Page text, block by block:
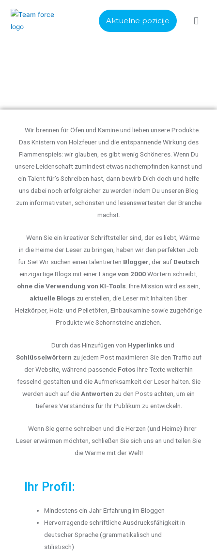
Aktuelne pozicije
Wir brennen für Öfen und Kamine und lieben unsere Produkte.
Das Knistern von Holzfeuer und die entspannende Wirkung des
Flammenspiels: wir glauben, es gibt wenig Schöneres. Wenn Du
unsere Leidenschaft zumindest etwas nachempfinden kannst und
ein Talent für’s Schreiben hast, dann bewirb Dich doch und helfe
uns dabei noch erfolgreicher zu werden indem Du unseren Blog
zum informativsten, schönsten und lesenswertesten der Branche
machst.
Wenn Sie ein kreativer Schriftsteller sind, der es liebt, Wärme
in die Heime der Leser zu bringen, haben wir den perfekten Job
für Sie! Wir suchen einen talentierten Blogger , der auf Deutsch
einzigartige Blogs mit einer Längevon 2000Wörtern schreibt,
ohne die Verwendung von KI-Tools . Ihre Mission wird es sein,
aktuelle Blogs zu erstellen, die Leser mit Inhalten über
Heizkörper, Holz- und Pelletöfen, Einbaukamine sowie zugehörige
Produkte wie Schornsteine anziehen.
Durch das Hinzufügen von Hyperlinks und
Schlüsselwörtern zu jedem Post maximieren Sie den Traffic auf
der Website, während passende Fotos Ihre Texte weiterhin
fesselnd gestalten und die Aufmerksamkeit der Leser halten. Sie
werden auch auf die Antworten zu den Posts achten, um ein
tieferes Verständnis für Ihr Publikum zu entwickeln.
Wenn Sie gerne schreiben und die Herzen (und Heime) Ihrer
Leser erwärmen möchten, schließen Sie sich uns an und teilen Sie
die Wärme mit der Welt!
Ihr Profil:
Mindestens ein Jahr Erfahrung im Bloggen
Hervorragende schriftliche Ausdrucksfähigkeit in
deutscher Sprache (grammatikalisch und
stilistisch)